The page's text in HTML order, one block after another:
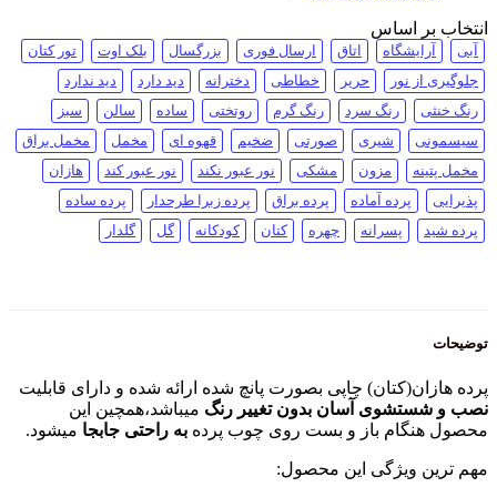
انتخاب بر اساس
آبی آرایشگاه اتاق ارسال فوری بزرگسال بلک اوت
تور کتان
جلوگیری از نور
حریر خطاطی دخترانه دید دارد
دید ندارد
رنگ خنثی
رنگ سرد رنگ گرم روتختی ساده سالن
سبز
سیسمونی
شیری صورتی ضخیم قهوه ای مخمل
مخمل براق
مخمل پتینه
مزون مشکی نور عبور نکند نور عبور کند
هازان
پذیرایی
پرده آماده پرده براق پرده زبرا طرحدار
پرده ساده
پرده شید
پسرانه چهره کتان کودکانه گل گلدار
توضیحات
پرده هازان(کتان) چاپی بصورت پانچ شده ارائه شده و دارای قابلیت
نصب و شستشوی آسان بدون تغییر رنگمیباشد،همچین این
محصول هنگام باز و بست روی چوب پردهبه راحتی جابجامیشود.
مهم ترین ویژگی این محصول: